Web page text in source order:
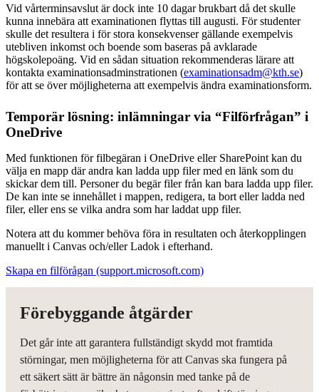
Vid vårterminsavslut är dock inte 10 dagar brukbart då det skulle
kunna innebära att examinationen flyttas till augusti. För studenter
skulle det resultera i för stora konsekvenser gällande exempelvis
utebliven inkomst och boende som baseras på avklarade
högskolepoäng. Vid en sådan situation rekommenderas lärare att
kontakta examinationsadminstrationen (examinationsadm@kth.se)
för att se över möjligheterna att exempelvis ändra examinationsform.
Temporär lösning: inlämningar via “Filförfrågan” i
OneDrive
Med funktionen för filbegäran i OneDrive eller SharePoint kan du
välja en mapp där andra kan ladda upp filer med en länk som du
skickar dem till. Personer du begär filer från kan bara ladda upp filer.
De kan inte se innehållet i mappen, redigera, ta bort eller ladda ned
filer, eller ens se vilka andra som har laddat upp filer.
Notera att du kommer behöva föra in resultaten och återkopplingen
manuellt i Canvas och/eller Ladok i efterhand.
Skapa en filförågan (support.microsoft.com)
Förebyggande åtgärder
Det går inte att garantera fullständigt skydd mot framtida
störningar, men möjligheterna för att Canvas ska fungera på
ett säkert sätt är bättre än någonsin med tanke på de